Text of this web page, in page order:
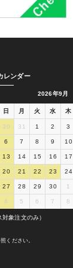
レンダー
2026年9月
日 月 火 水 木
30 31 1 2 3
6 7 8 9 10
13 14 15 16 17
20 21 22 23 24
27 28 29 30 1
4 5 6 7 8
象注文のみ）
ください。